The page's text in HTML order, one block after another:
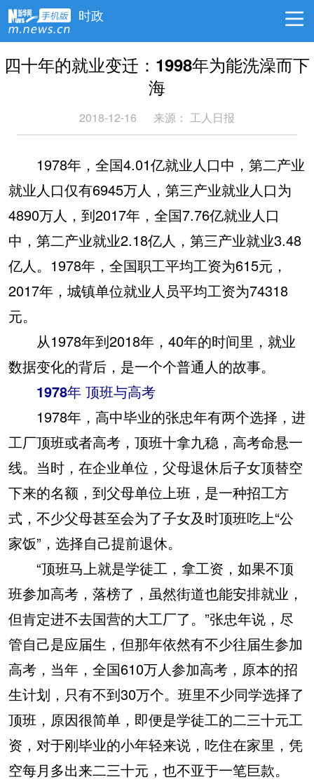
时政
四十年的就业变迁：1998年为能洗澡而下
海
2018-12-16 来源： 工人日报
1978年，全国4.01亿就业人口中，第二产业
就业人口仅有6945万人，第三产业就业人口为
4890万人，到2017年，全国7.76亿就业人口
中，第二产业就业2.18亿人，第三产业就业3.48
亿人。1978年，全国职工平均工资为615元，
2017年，城镇单位就业人员平均工资为74318
元。
从1978年到2018年，40年的时间里，就业
数据变化的背后，是一个个普通人的故事。
1978年 顶班与高考
1978年，高中毕业的张忠年有两个选择，进
工厂顶班或者高考，顶班十拿九稳，高考命悬一
线。当时，在企业单位，父母退休后子女顶替空
下来的名额，到父母单位上班，是一种招工方
式，不少父母甚至会为了子女及时顶班吃上“公
家饭”，选择自己提前退休。
“顶班马上就是学徒工，拿工资，如果不顶
班参加高考，落榜了，虽然街道也能安排就业，
但肯定进不去国营的大工厂了。”张忠年说，尽
管自己是应届生，但那年依然有不少往届生参加
高考，当年，全国610万人参加高考，原本的招
生计划，只有不到30万个。班里不少同学选择了
顶班，原因很简单，即便是学徒工的二三十元工
资，对于刚毕业的小年轻来说，吃住在家里，凭
空每月多出来二三十元，也不亚于一笔巨款。